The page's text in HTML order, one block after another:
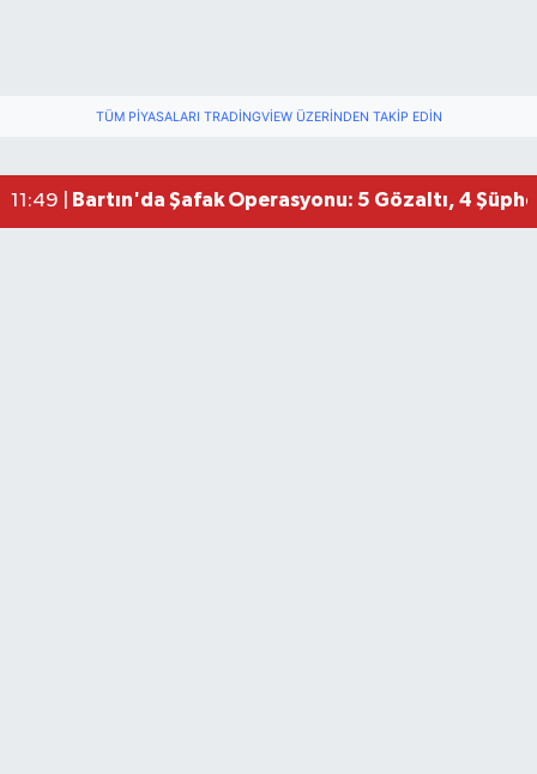
TÜM PIYASALARI TRADINGVIEW ÜZERINDEN TAKIP EDIN
11:49 | Bartın'da Şafak Operasyonu: 5 Gözaltı, 4